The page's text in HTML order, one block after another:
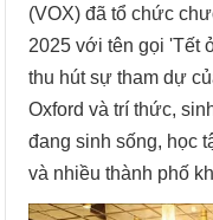
(VOX) đã tổ chức
2025 với tên gọi 'Tết
thu hút sự tham dự
Oxford và trí thức,
đang sinh sống, học
và nhiều thành phố